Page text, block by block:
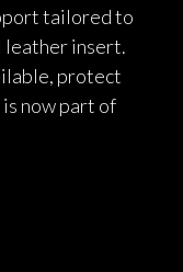
tailored to
leather insert.
protect
now part of